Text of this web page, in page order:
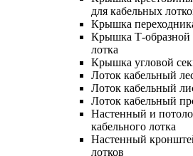
для кабельных
Крышка
Крышка Т-образной
лотка
Крышка угловой
Лоток кабельный
Лоток кабельный
Лоток кабельный
Настенный и
кабельного лотка
Настенный
лотков